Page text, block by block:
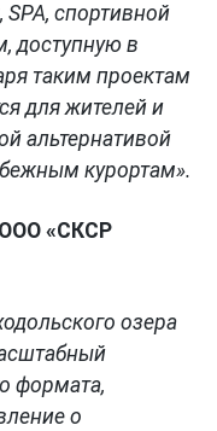
спортивной
доступную в
таким проектам
для жителей и
альтернативой
курортам».
«СКСР
озера
формата,
о